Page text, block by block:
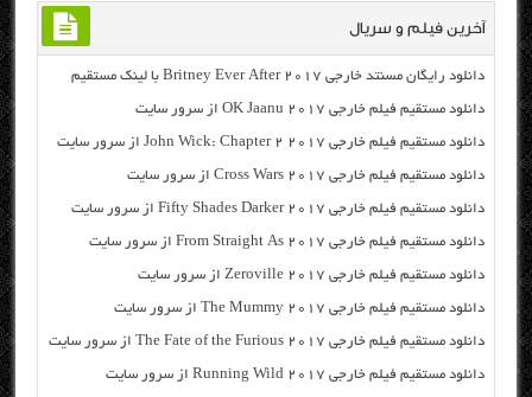
آخرین فیلم و سریال
دانلود رایگان مسنتد خارجی Britney Ever After 2017 با لینک مستقیم
دانلود مستقیم فیلم خارجی OK Jaanu 2017 از سرور سایت
دانلود مستقیم فیلم خارجی John Wick: Chapter 2 2017 از سرور سایت
دانلود مستقیم فیلم خارجی Cross Wars 2017 از سرور سایت
دانلود مستقیم فیلم خارجی Fifty Shades Darker 2017 از سرور سایت
دانلود مستقیم فیلم خارجی From Straight As 2017 از سرور سایت
دانلود مستقیم فیلم خارجی Zeroville 2017 از سرور سایت
دانلود مستقیم فیلم خارجی The Mummy 2017 از سرور سایت
دانلود مستقیم فیلم خارجی The Fate of the Furious 2017 از سرور سایت
دانلود مستقیم فیلم خارجی Running Wild 2017 از سرور سایت